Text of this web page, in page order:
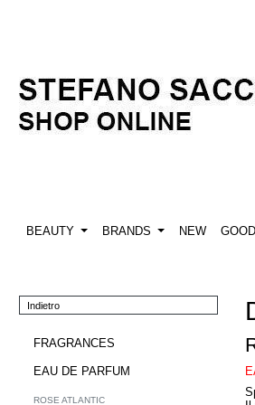
BEAUTY BRANDS NEW
Indietro
FRAGRANCES
EAU DE PARFUM
ROSE ATLANTIC